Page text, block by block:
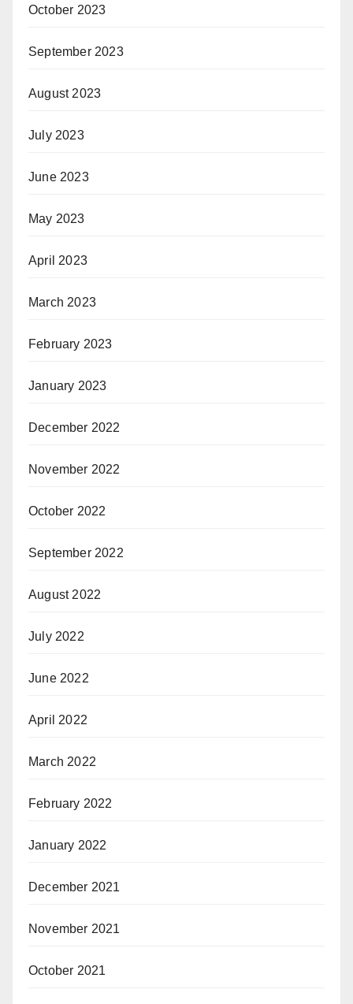
October 2023
September 2023
August 2023
July 2023
June 2023
May 2023
April 2023
March 2023
February 2023
January 2023
December 2022
November 2022
October 2022
September 2022
August 2022
July 2022
June 2022
April 2022
March 2022
February 2022
January 2022
December 2021
November 2021
October 2021